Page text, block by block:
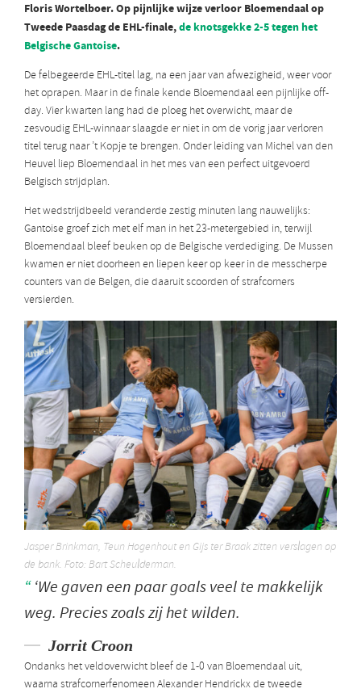
Floris Wortelboer. Op pijnlijke wijze verloor Bloemendaal op
Tweede Paasdag de EHL-finale,de knotsgekke 2-5 tegen het
Belgische Gantoise.
De felbegeerde EHL-titel lag, na een jaar van afwezigheid, weer voor
het oprapen. Maar in de finale kende Bloemendaal een pijnlijke off-
day. Vier kwarten lang had de ploeg het overwicht, maar de
zesvoudig EHL-winnaar slaagde er niet in om de vorig jaar verloren
titel terug naar ’t Kopje te brengen. Onder leiding van Michel van den
Heuvel liep Bloemendaal in het mes van een perfect uitgevoerd
Belgisch strijdplan.
Het wedstrijdbeeld veranderde zestig minuten lang nauwelijks:
Gantoise groef zich met elf man in het 23-metergebied in, terwijl
Bloemendaal bleef beuken op de Belgische verdediging. De Mussen
kwamen er niet doorheen en liepen keer op keer in de messcherpe
counters van de Belgen, die daaruit scoorden of strafcorners
versierden.
Jasper Brinkman, Teun Hogenhout en Gijs ter Braak zitten verslagen op
de bank. Foto: Bart Scheulderman.
‘We gaven een paar goals veel te makkelijk
weg. Precies zoals zij het wilden.
Jorrit Croon
Ondanks het veldoverwicht bleef de 1-0 van Bloemendaal uit,
waarna strafcornerfenomeen Alexander Hendrickx de tweede